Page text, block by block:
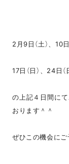
2月9日（土）、10日
17日（日）、24日（
の上記４日間に
おります＾＾
ぜひこの機会にご